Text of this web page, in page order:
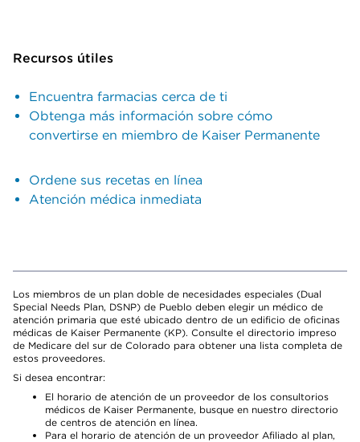
Recursos útiles
Encuentra farmacias cerca de ti
Obtenga más información sobre cómo
convertirse en miembro de Kaiser Permanente
Ordene sus recetas en línea
Atención médica inmediata
Los miembros de un plan doble de necesidades especiales (Dual
Special Needs Plan, DSNP) de Pueblo deben elegir un médico de
atención primaria que esté ubicado dentro de un edificio de oficinas
médicas de Kaiser Permanente (KP). Consulte el directorio impreso
de Medicare del sur de Colorado para obtener una lista completa de
estos proveedores.
Si desea encontrar:
El horario de atención de un proveedor de los consultorios
médicos de Kaiser Permanente, busque en nuestro directorio
de centros de atención en línea.
Para el horario de atención de un proveedor Afiliado al plan,